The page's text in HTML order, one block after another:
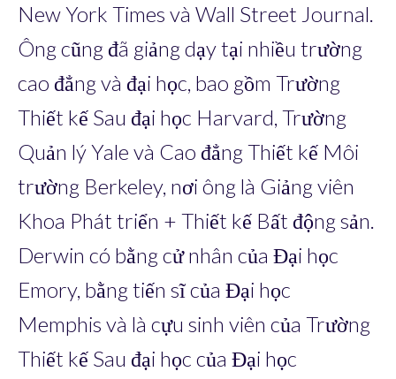
New York Times và Wall Street Journal.
Ông cũng đã giảng dạy tại nhiều trường
cao đẳng và đại học, bao gồm Trường
Thiết kế Sau đại học Harvard, Trường
Quản lý Yale và Cao đẳng Thiết kế Môi
trường Berkeley, nơi ông là Giảng viên
Khoa Phát triển + Thiết kế Bất động sản.
Derwin có bằng cử nhân của Đại học
Emory, bằng tiến sĩ của Đại học
Memphis và là cựu sinh viên của Trường
Thiết kế Sau đại học của Đại học